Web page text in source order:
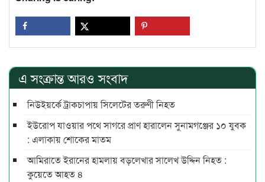
এ সংক্রান্ত আরও সংবাদ
নিউইয়র্কে ট্রাকচাপায় সিলেটের তরুণী নিহত
ইউরোপ যাওয়ার পথে সাগরে প্রাণ হারালেন সুনামগঞ্জের ১০ যুবক
: এলাকায় শোকের মাতম
আমিরাতে ইরানের হামলায় বড়লেখার সালেখ উদ্দিন নিহত :
কুয়েতে আহত ৪